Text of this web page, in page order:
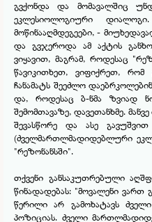
გვქონდა და მომავალშიც
ეკლესიოლოგიური
მოწინააღმდეგეები, -
და გვჯეროდა ამ აქტის
ვიყავით, მაგრამ, როდესაც
წავიკითხეთ, ვიფიქრეთ, რომ
ჩანამატს შეეძლო
და, როდესაც ბ-ნმა ზვიად
შემომთავაზე, დავეთანხმე.
შევასწორე და ასე
(ძველმართლმადიდებლური
"რეზონანსში".
თქვენი განსაკუთრებული
წინადადებას: "მოვალენი ვართ
წერილი არ გამოხატავს
პოზიციას. ძველი